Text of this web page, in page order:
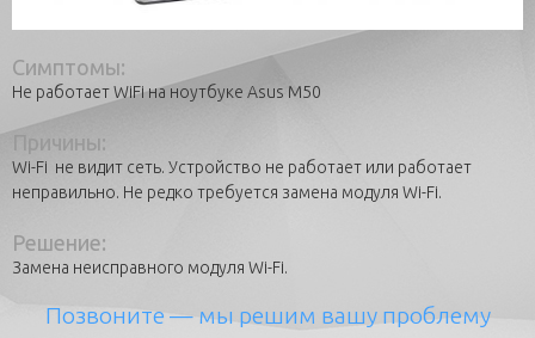
Симптомы:
Не работает WiFi на ноутбуке Asus M50
Причины:
Wi-Fi не видит сеть. Устройство не работает или работает
неправильно. Не редко требуется замена модуля Wi-Fi.
Решение:
Замена неисправного модуля Wi-Fi.
Позвоните — мы решим вашу проблему